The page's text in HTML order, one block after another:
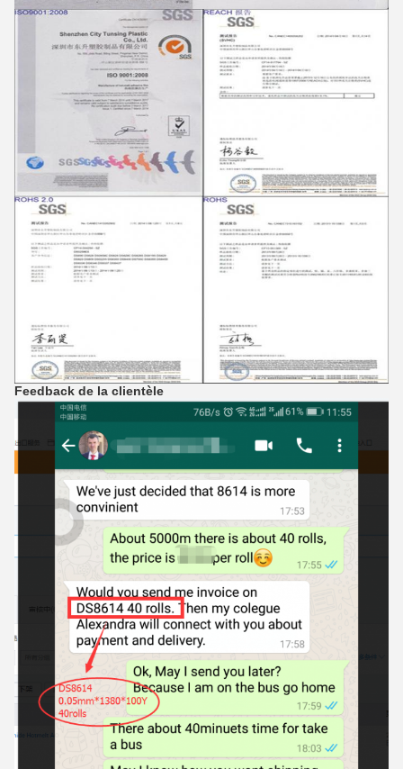
Feedback de la clientèle